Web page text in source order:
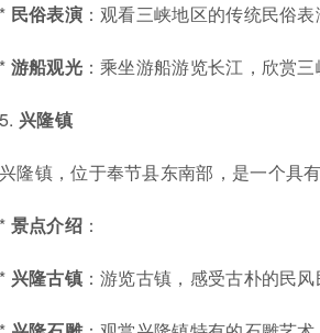
* 民俗表演：观看三峡地区的传统民俗表
* 游船观光：乘坐游船游览长江，欣赏三
5. 兴隆镇
兴隆镇，位于奉节县东南部，是一个具
* 景点介绍：
* 兴隆古镇：游览古镇，感受古朴的民风